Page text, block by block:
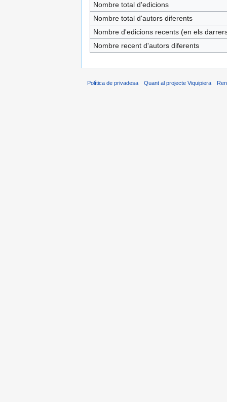
Nombre total d'edicions
Nombre total d'autors diferents
Nombre d'edicions recents (en els
Nombre recent d'autors diferents
Política de privadesa Quant al projecte Viquipiera